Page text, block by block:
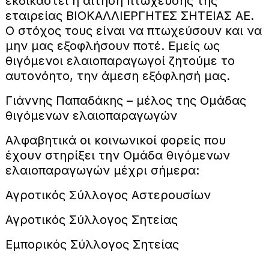
εταιρείας ΒΙΟΚΑΛΛΙΕΡΓΗΤΕΣ ΣΗΤΕΙΑΣ ΑΕ.
Ο στόχος τους είναι να πτωχεύσουν και να
μην μας εξοφλήσουν ποτέ. Εμείς ως
θιγόμενοι ελαιοπαραγωγοί ζητούμε το
αυτονόητο, την άμεση εξόφλησή μας.
Γιάννης Παπαδάκης – μέλος της Ομάδας
θιγόμενων ελαιοπαραγωγών
Αλφαβητικά οι κοινωνικοί φορείς που
έχουν στηρίξει την Ομάδα θιγόμενων
ελαιοπαραγωγών μέχρι σήμερα:
Αγροτικός Σύλλογος Αστερουσίων
Αγροτικός Σύλλογος Σητείας
Εμπορικός Σύλλογος Σητείας